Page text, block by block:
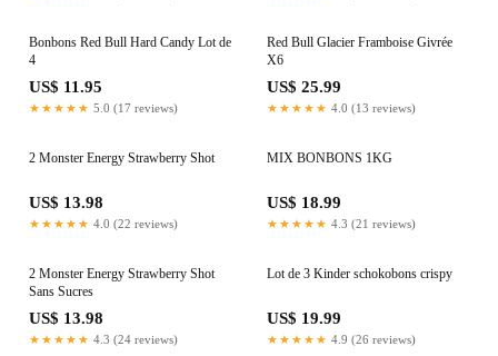
Bonbons Red Bull Hard Candy Lot de
4
US$ 11.95
★★★★★ 5.0 (17 reviews)
Red Bull Glacier Framboise Givrée
X6
US$ 25.99
★★★★★ 4.0 (13 reviews)
2 Monster Energy Strawberry Shot
US$ 13.98
★★★★★ 4.0 (22 reviews)
MIX BONBONS 1KG
US$ 18.99
★★★★★ 4.3 (21 reviews)
2 Monster Energy Strawberry Shot
Sans Sucres
US$ 13.98
★★★★★ 4.3 (24 reviews)
Lot de 3 Kinder schokobons crispy
US$ 19.99
★★★★★ 4.9 (26 reviews)